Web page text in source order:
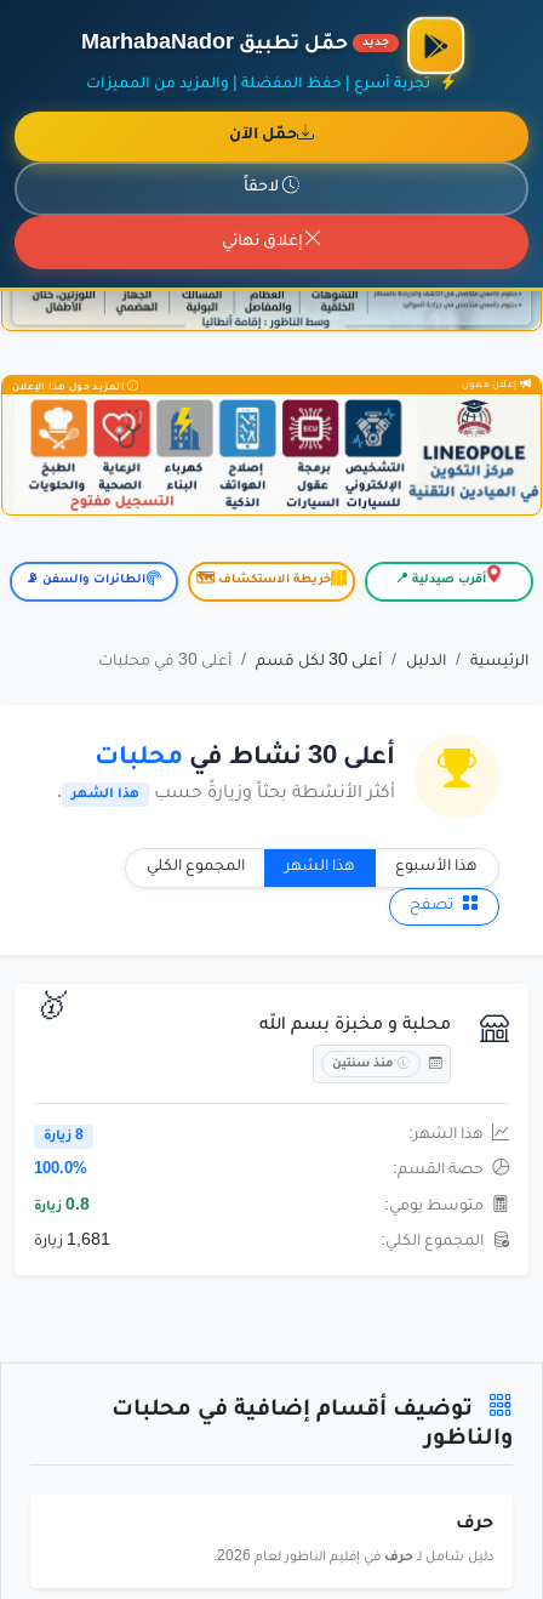
الراعي الرسمي لمنصة مرحباناظور،
أضف نشاطك مجاناً| آخر الإضافات|
جديد حمّل تطبيق MarhabaNador
تجربة أسرع | حفظ المفضلة | والمزيد من المميزات
حمّل الآن
لاحقاً
إغلاق نهائي
المزيد حول هذا الإعلان
إعلان ممول المزيد حول هذا الإعلان
أقرب صيدلية 📍 خريطة الاستكشاف 🗺️ الطائرات والسفن 📡
الرئيسية الدليل أعلى 30 لكل قسم أعلى 30 في محلبات
أعلى 30 نشاط في محلبات
أكثر الأنشطة بحثاً وزيارةً حسب هذا الشهر .
هذا الأسبوع هذا الشهر المجموع الكلي
تصفح
🥇 محلبة و مخبزة بسم الله
منذ سنتين
هذا الشهر: 8 زيارة
حصة القسم: 100.0%
متوسط يومي: 0.8 زيارة
المجموع الكلي: 1,681 زيارة
توضيف أقسام إضافية في محلبات
والناظور
حرف
دليل شامل لـ حرف في إقليم الناظور لعام 2026.